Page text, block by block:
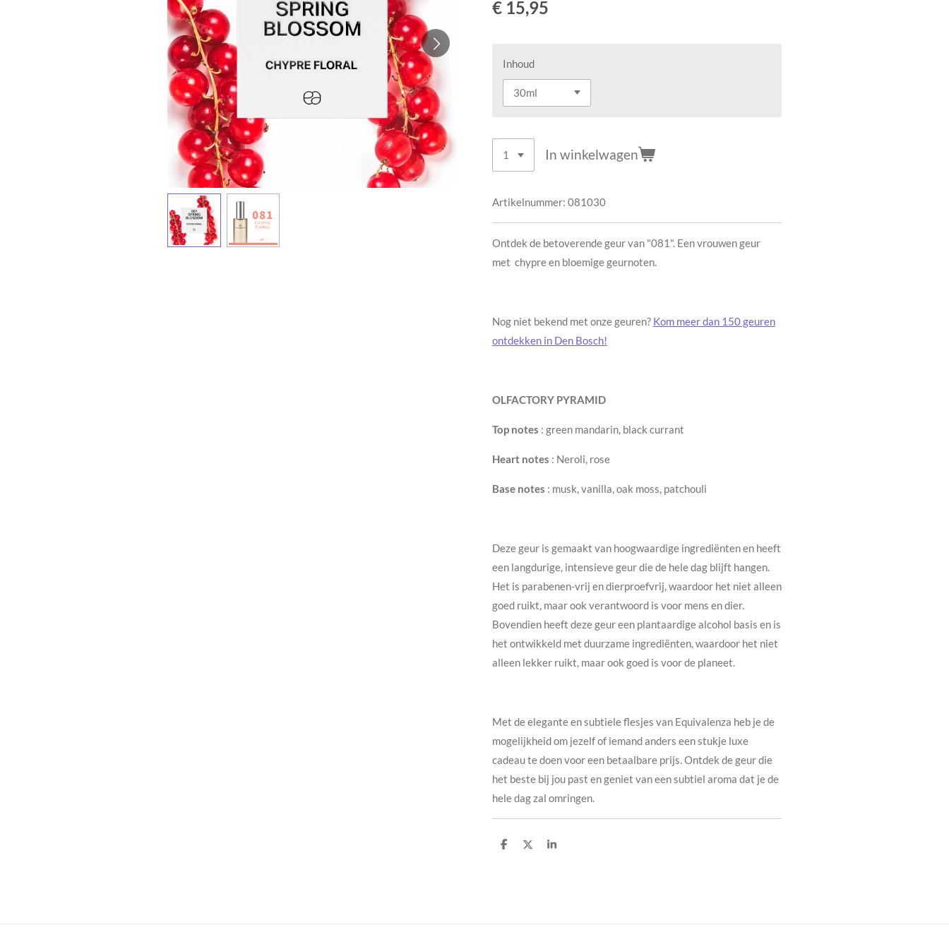
€ 15,95
Inhoud
In winkelwagen
Artikelnummer: 081030
Ontdek de betoverende geur van "081". Een vrouwen geur
met chypre en bloemige geurnoten.
Nog niet bekend met onze geuren? Kom meer dan 150 geuren
ontdekken in Den Bosch!
OLFACTORY PYRAMID
Top notes : green mandarin, black currant
Heart notes : Neroli, rose
Base notes : musk, vanilla, oak moss, patchouli
Deze geur is gemaakt van hoogwaardige ingrediënten en heeft
een langdurige, intensieve geur die de hele dag blijft hangen.
Het is parabenen-vrij en dierproefvrij, waardoor het niet alleen
goed ruikt, maar ook verantwoord is voor mens en dier.
Bovendien heeft deze geur een plantaardige alcohol basis en is
het ontwikkeld met duurzame ingrediënten, waardoor het niet
alleen lekker ruikt, maar ook goed is voor de planeet.
Met de elegante en subtiele flesjes van Equivalenza heb je de
mogelijkheid om jezelf of iemand anders een stukje luxe
cadeau te doen voor een betaalbare prijs. Ontdek de geur die
het beste bij jou past en geniet van een subtiel aroma dat je de
hele dag zal omringen.
D
D
S